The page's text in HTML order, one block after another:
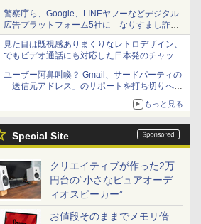
スツーウェイ」発売 iPadにも紙にも、持ち替
えずに書き込める
警察庁ら、Google、LINEヤフーなどデジタル
広告プラットフォーム5社に「なりすまし詐欺
広告」対策強化を要請 著名人の写真や映像を
使った投資詐欺などへの対策として
見た目は既視感ありまくりなレトロデザイン、
でもビデオ通話にも対応した日本発のチャット
アプリが登場【やじうまWatch】
ユーザー阿鼻叫喚？ Gmail、サードパーティの
「送信元アドレス」のサポートを打ち切りへ
もっと見る
Special Site
クリエイティブが作った2万
円台の“小さなピュアオーデ
ィオスピーカー”
お値段そのままでメモリ倍